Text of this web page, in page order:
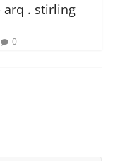
arq . stirling
0